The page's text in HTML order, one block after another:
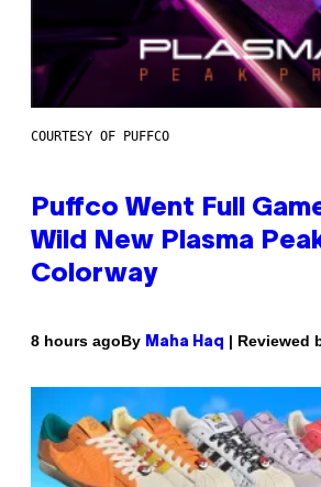
COURTESY OF PUFFCO
Puffco Went Full
Wild New Plasma
Colorway
8 hours agoBy Maha Haq | Reviewed